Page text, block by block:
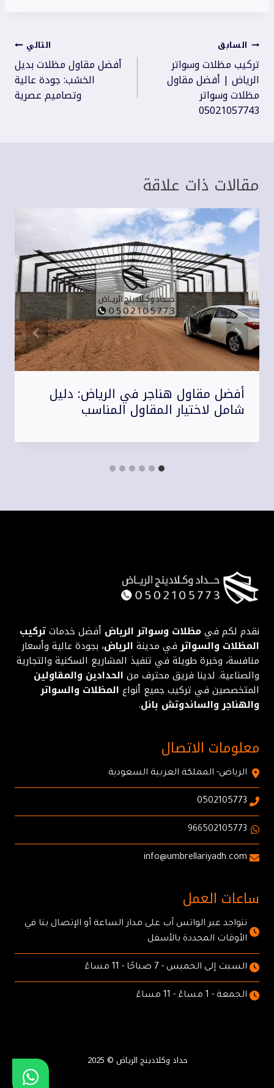
تصفّح
المقالات
السابق
تركيب مظلات وسواتر
الرياض | أفضل مقاول
مظلات وسواتر
05021057743
التالي
أفضل مقاول مظلات بديل
الخشب: جودة عالية
وتصاميم عصرية
مقالات ذات علاقة
أفضل مقاول هناجر في الرياض: دليل
شامل لاختيار المقاول المناسب
نقدم لكم فيمظلات وسواتر الرياض أفضل خدماتتركيب
المظلات والسواترفي مدينة الرياض، بجودة عالية وأسعار
منافسة، وخبرة طويلة في تنفيذ المشاريع السكنية والتجارية
والصناعية. لدينا فريق محترف من الحدادين والمقاولين
المتخصصين في تركيب جميع أنواع المظلات والسواتر
والهناجر والساندوتش بانل.
معلومات الاتصال
الرياض- المملكة العربية السعودية
0502105773
966502105773
info@umbrellariyadh.com
ساعات العمل
نتواجد عبر الواتس آب على مدار الساعة أو الإتصال بنا في
الأوقات المحددة بالأسفل
السبت إلى الخميس - 7 صباحًا - 11 مساءً
الجمعة - 1 مساءً - 11 مساءً
حداد وكلادينج الرياض © 2025